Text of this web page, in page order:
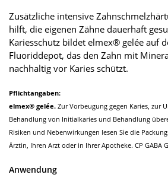
Zusätzliche intensive
hilft, die eigenen Zähne dauerhaft
Kariesschutz bildet elmex® gelée auf
Fluoriddepot, das den Zahn mit
nachhaltig vor Karies schützt.
Pflichtangaben:
elmex® gelée. Zur Vorbeugung gegen Karies, zur
Behandlung von Initialkaries und Behandlung
Risiken und Nebenwirkungen lesen Sie die
Ärztin, Ihren Arzt oder in Ihrer Apotheke. CP GABA
Anwendung